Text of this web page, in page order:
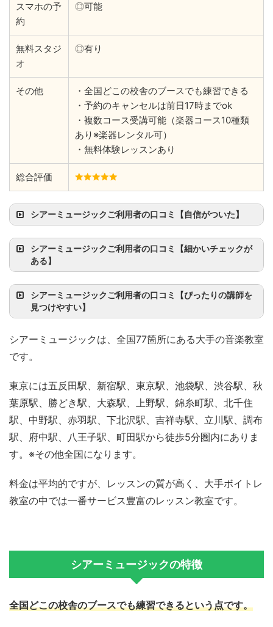
スマホの予
約
◎可能
無料スタジ
オ
◎有り
その他
・全国どこの校舎のブースでも練習できる
・予約のキャンセルは前日17時までok
・複数コース受講可能（楽器コース10種類
あり※楽器レンタル可）
・無料体験レッスンあり
総合評価
シアーミュージックご利用者の口コミ【自信がついた】
シアーミュージックご利用者の口コミ【細かいチェックが
ある】
シアーミュージックご利用者の口コミ【ぴったりの講師を
見つけやすい】
シアーミュージックは、全国77箇所にある大手の音楽教室
です。
東京には五反田駅、新宿駅、東京駅、池袋駅、渋谷駅、秋
葉原駅、勝どき駅、大森駅、上野駅、錦糸町駅、北千住
駅、中野駅、赤羽駅、下北沢駅、吉祥寺駅、立川駅、調布
駅、府中駅、八王子駅、町田駅から徒歩5分圏内にありま
す。※その他全国になります。
料金は平均的ですが、レッスンの質が高く、大手ボイトレ
教室の中では一番サービス豊富のレッスン教室です。
シアーミュージックの特徴
全国どこの校舎のブースでも練習できるという点です。